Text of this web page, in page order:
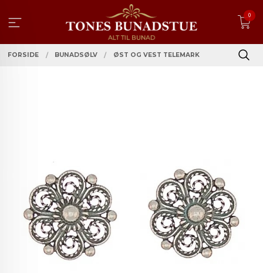
innholdet
0
FORSIDE BUNADSØLV ØST OG VEST TELEMARK